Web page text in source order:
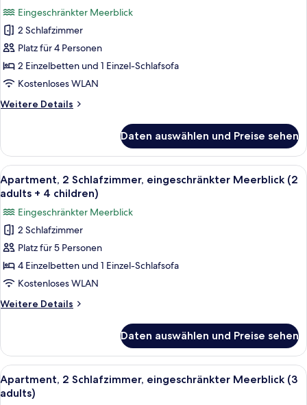
adult
+
2
children)
Apartment,
2 Schlafzimmer,
eingeschränkter
Meerblick
(2
adults
+
children)
anzeigen
Eingeschränkter Meerblick
2 Schlafzimmer
Platz für 4 Personen
2 Einzelbetten und 1 Einzel-Schlafsofa
Kostenloses WLAN
Weitere Details
Weitere
2 Schlafzimmer,
eingeschränkter
Meerblick
(2
+
3
children)
Daten auswählen und Preise sehen
Alle
Fotos
Apartment,
2 Schlafzimmer,
eingeschränkter
Meerblick
(2
adults
+
children)
anzeigen
Ein Doppelbett mit grauem Kopfteil,
5
Apartment, 2 Schlafzimmer, eingeschränkter Meerblick (2
adults + 4 children)
Eingeschränkter Meerblick
2 Schlafzimmer
Platz für 5 Personen
4 Einzelbetten und 1 Einzel-Schlafsofa
Kostenloses WLAN
Weitere Details
Weitere
2 Schlafzimmer,
eingeschränkter
Meerblick
(2
Daten auswählen und Preise sehen
Alle
Fotos
Ein Schlafzimmer mit Bett,
6
Apartment, 2 Schlafzimmer, eingeschränkter Meerblick (3
adults)